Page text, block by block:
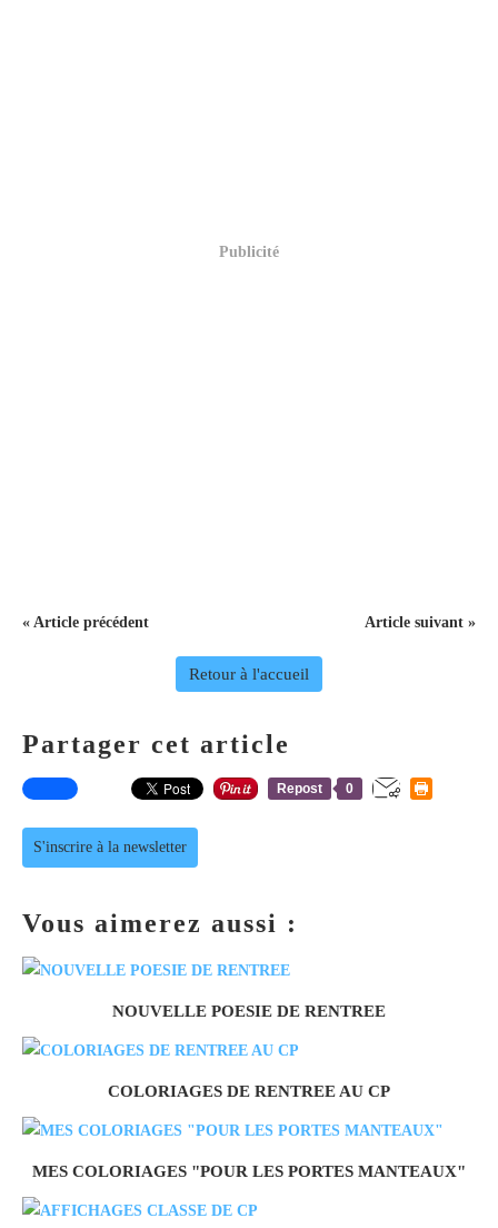
Publicité
« Article précédent Article suivant »
Retour à l'accueil
Partager cet article
Repost 0
S'inscrire à la newsletter
Vous aimerez aussi :
NOUVELLE POESIE DE RENTREE
COLORIAGES DE RENTREE AU CP
MES COLORIAGES "POUR LES PORTES MANTEAUX"